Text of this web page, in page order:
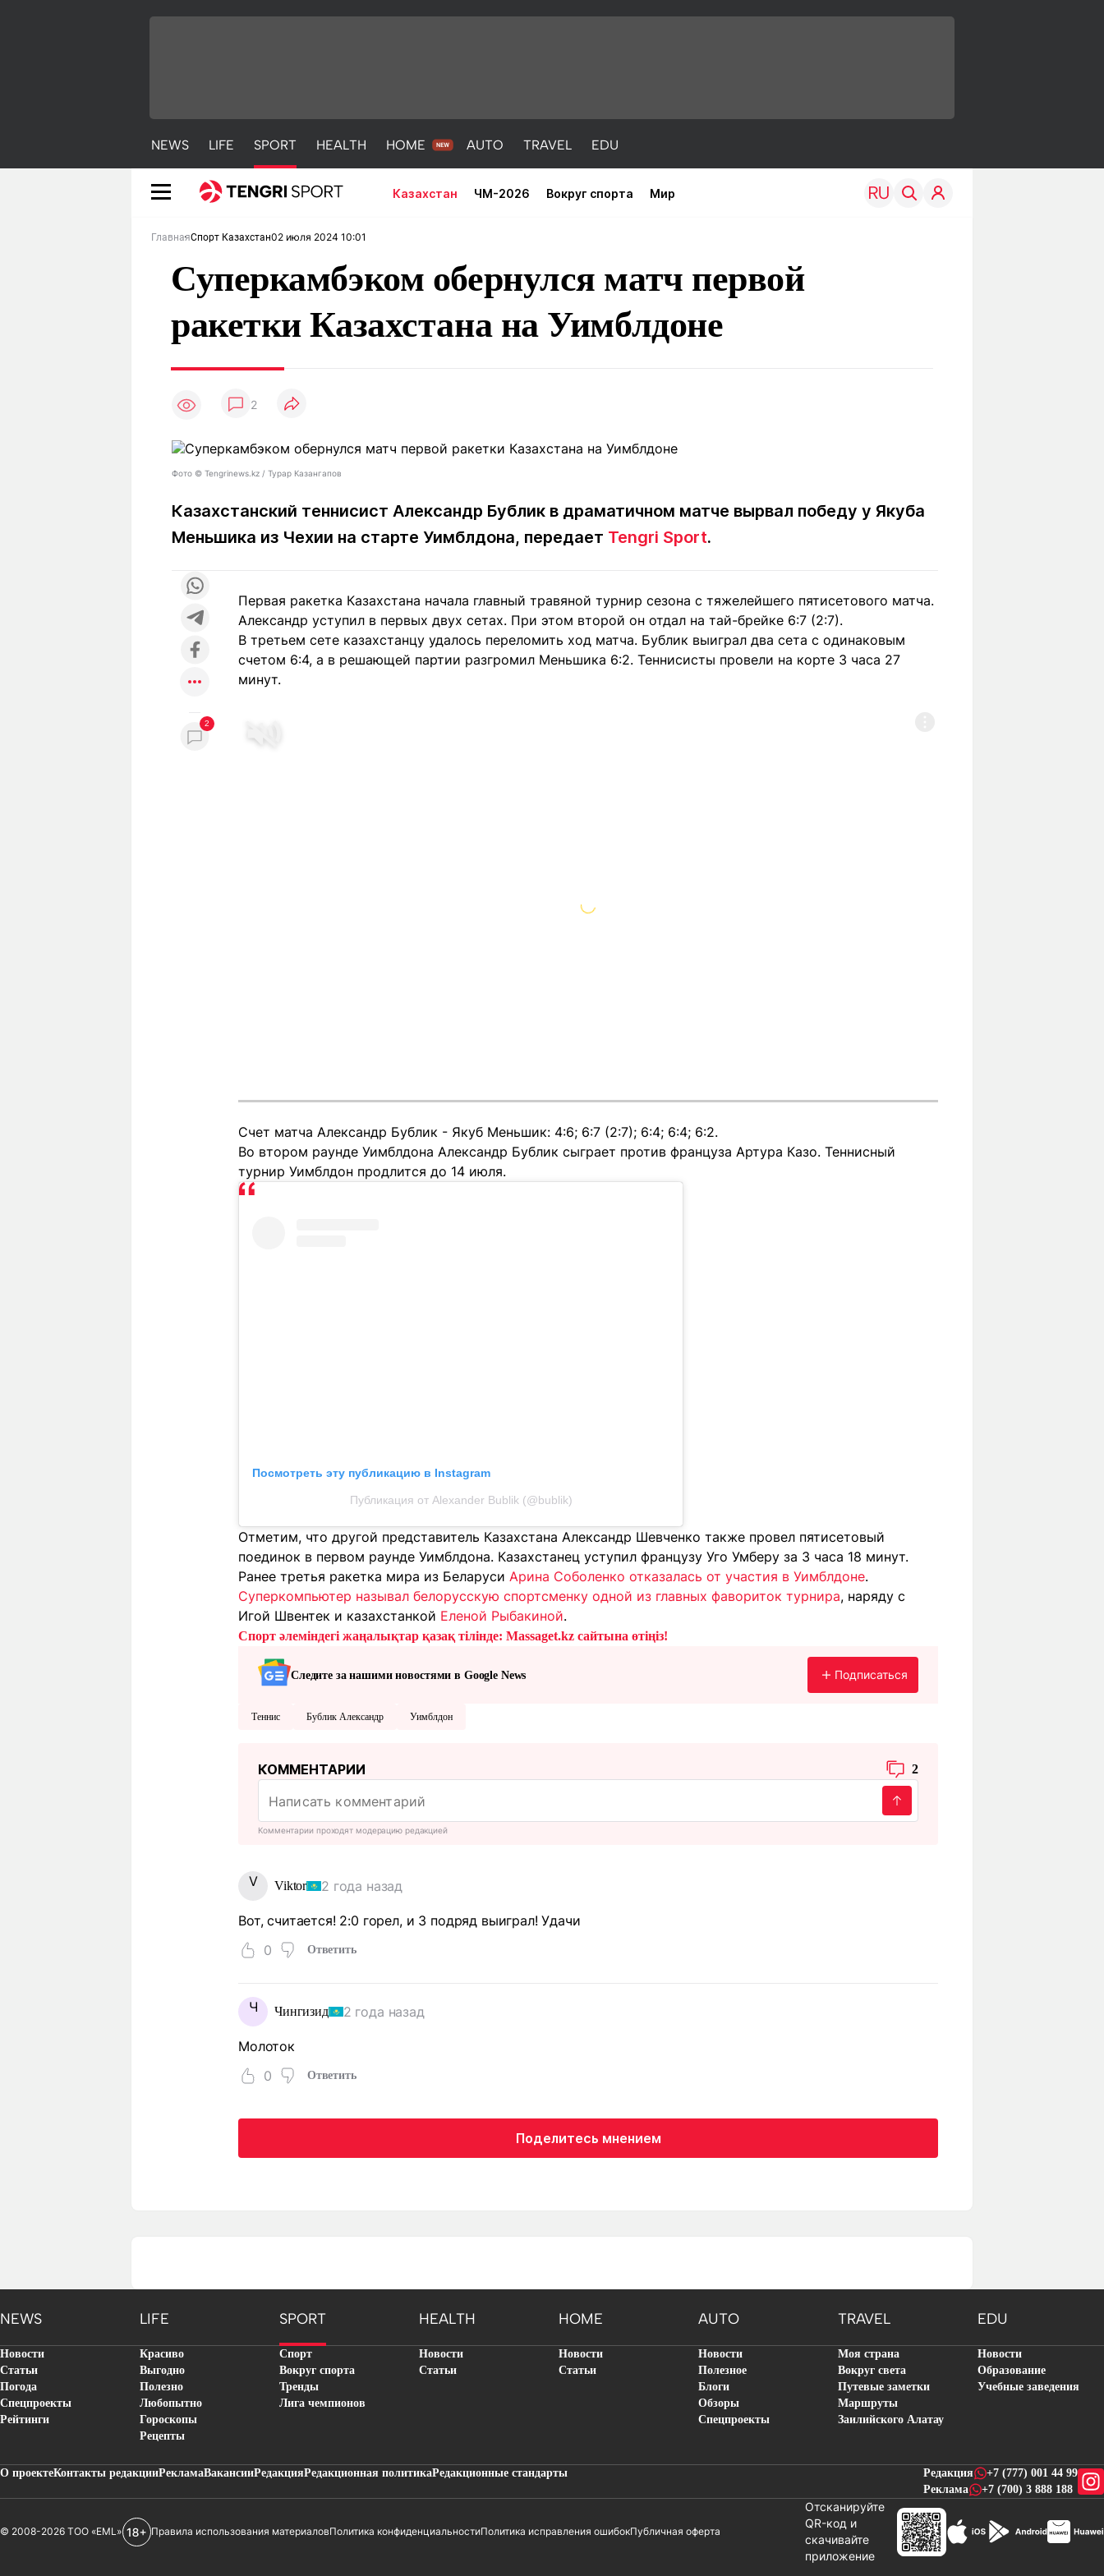
NEWS LIFE SPORT HEALTH HOME AUTO TRAVEL EDU
Казахстан ЧМ-2026 Вокруг спорта Мир
Погода
Рейтинги
Полезно
Гороскопы
Рецепты
чемпионов
HOME
Спецпроекты
+7 (777) 001 44 99
Реклама
+7 (700) 3 888 188
ГлавнаяСпорт Казахстан02 июля 2024 10:01
Суперкамбэком обернулся матч первой
ракетки Казахстана на Уимблдоне
2
Фото ©️ Tengrinews.kz / Турар Казангапов
Казахстанский теннисист Александр Бублик в драматичном матче вырвал победу у Якуба
Меньшика из Чехии на старте Уимблдона, передает Tengri Sport.
2
Первая ракетка Казахстана начала главный травяной турнир сезона с тяжелейшего пятисетового матча.
Александр уступил в первых двух сетах. При этом второй он отдал на тай-брейке 6:7 (2:7).
В третьем сете казахстанцу удалось переломить ход матча. Бублик выиграл два сета с одинаковым
счетом 6:4, а в решающей партии разгромил Меньшика 6:2. Теннисисты провели на корте 3 часа 27
минут.
Счет матча Александр Бублик - Якуб Меньшик: 4:6; 6:7 (2:7); 6:4; 6:4; 6:2.
Во втором раунде Уимблдона Александр Бублик сыграет против француза Артура Казо. Теннисный
турнир Уимблдон продлится до 14 июля.
Посмотреть эту публикацию в Instagram
Публикация от Alexander Bublik (@bublik)
Отметим, что другой представитель Казахстана Александр Шевченко также провел пятисетовый
поединок в первом раунде Уимблдона. Казахстанец уступил французу Уго Умберу за 3 часа 18 минут.
Ранее третья ракетка мира из Беларуси Арина Соболенко отказалась от участия в Уимблдоне.
Суперкомпьютер называл белорусскую спортсменку одной из главных фавориток турнира, наряду с
Игой Швентек и казахстанкой Еленой Рыбакиной.
Спорт әлеміндегі жаңалықтар қазақ тілінде: Massaget.kz сайтына өтіңіз!
Следите за нашими новостями в Google News Подписаться
Теннис Бублик Александр Уимблдон
КОММЕНТАРИИ 2
Комментарии проходят модерацию редакцией
V Viktor 2 года назад
Вот, считается! 2:0 горел, и 3 подряд выиграл! Удачи
0
Ответить
Ч Чингизид 2 года назад
Молоток
0
Ответить
Поделитесь мнением
NEWS LIFE SPORT HEALTH HOME AUTO TRAVEL EDU
Новости
Статьи
Погода
Спецпроекты
Рейтинги
Красиво
Выгодно
Полезно
Любопытно
Гороскопы
Рецепты
Спорт
Вокруг спорта
Тренды
Лига чемпионов
Новости
Статьи
Новости
Статьи
Новости
Полезное
Блоги
Обзоры
Спецпроекты
Моя страна
Вокруг света
Путевые заметки
Маршруты
Заилийского Алатау
Новости
Образование
Учебные заведения
О проектеКонтакты редакцииРекламаВакансииРедакцияРедакционная политикаРедакционные стандарты Редакция
+7 (777) 001 44 99
Реклама
+7 (700) 3 888 188
© 2008-2026 ТОО «EML» Правила использования материаловПолитика конфиденциальностиПолитика исправления ошибокПубличная оферта
Отсканируйте
QR-код и
скачивайте
приложениеновостей